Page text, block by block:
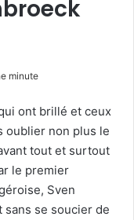
minute
ont brillé et ceux
oublier non plus le
tout et surtout
le premier
Sven
sans se soucier de